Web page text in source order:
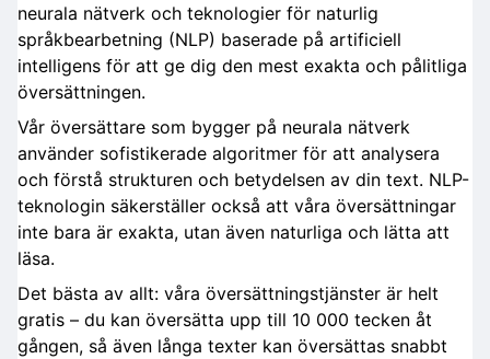
neurala nätverk och teknologier för naturlig
språkbearbetning (NLP) baserade på artificiell
intelligens för att ge dig den mest exakta och pålitliga
översättningen.
Vår översättare som bygger på neurala nätverk
använder sofistikerade algoritmer för att analysera
och förstå strukturen och betydelsen av din text. NLP-
teknologin säkerställer också att våra översättningar
inte bara är exakta, utan även naturliga och lätta att
läsa.
Det bästa av allt: våra översättningstjänster är helt
gratis – du kan översätta upp till 10 000 tecken åt
gången, så även långa texter kan översättas snabbt